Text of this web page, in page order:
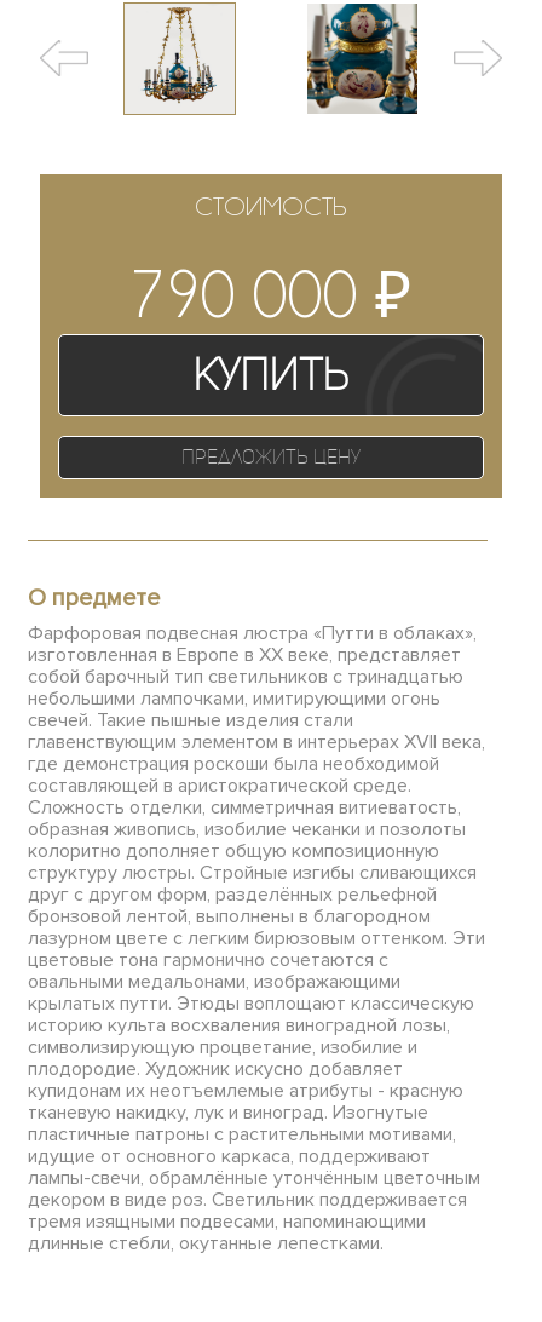
СТОИМОСТЬ
790 000 ₽
Купить
Предложить цену
О предмете
Фарфоровая подвесная люстра «Путти в облаках»,
изготовленная в Европе в XX веке, представляет
собой барочный тип светильников с тринадцатью
небольшими лампочками, имитирующими огонь
свечей. Такие пышные изделия стали
главенствующим элементом в интерьерах XVII века,
где демонстрация роскоши была необходимой
составляющей в аристократической среде.
Сложность отделки, симметричная витиеватость,
образная живопись, изобилие чеканки и позолоты
колоритно дополняет общую композиционную
структуру люстры. Стройные изгибы сливающихся
друг с другом форм, разделённых рельефной
бронзовой лентой, выполнены в благородном
лазурном цвете с легким бирюзовым оттенком. Эти
цветовые тона гармонично сочетаются с
овальными медальонами, изображающими
крылатых путти. Этюды воплощают классическую
историю культа восхваления виноградной лозы,
символизирующую процветание, изобилие и
плодородие. Художник искусно добавляет
купидонам их неотъемлемые атрибуты - красную
тканевую накидку, лук и виноград. Изогнутые
пластичные патроны с растительными мотивами,
идущие от основного каркаса, поддерживают
лампы-свечи, обрамлённые утончённым цветочным
декором в виде роз. Светильник поддерживается
тремя изящными подвесами, напоминающими
длинные стебли, окутанные лепестками.